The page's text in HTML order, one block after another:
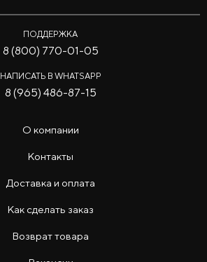
ПОДДЕРЖКА
8 (800) 770-01-05
НАПИСАТЬ В WHATSAPP
8 (965) 486-87-15
О компании
Контакты
Доставка и оплата
Как сделать заказ
Возврат товара